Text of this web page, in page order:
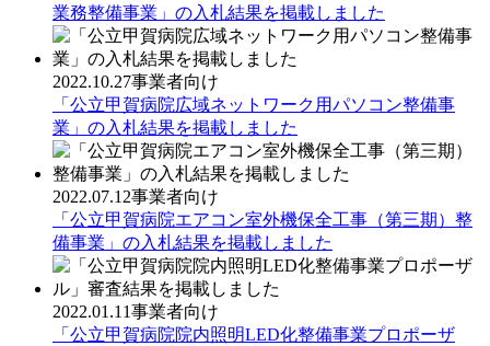
業務整備事業」の入札結果を掲載しました
2022.10.27事業者向け
「公立甲賀病院広域ネットワーク用パソコン整備事
業」の入札結果を掲載しました
2022.07.12事業者向け
「公立甲賀病院エアコン室外機保全工事（第三期）整
備事業」の入札結果を掲載しました
2022.01.11事業者向け
「公立甲賀病院院内照明LED化整備事業プロポーザ